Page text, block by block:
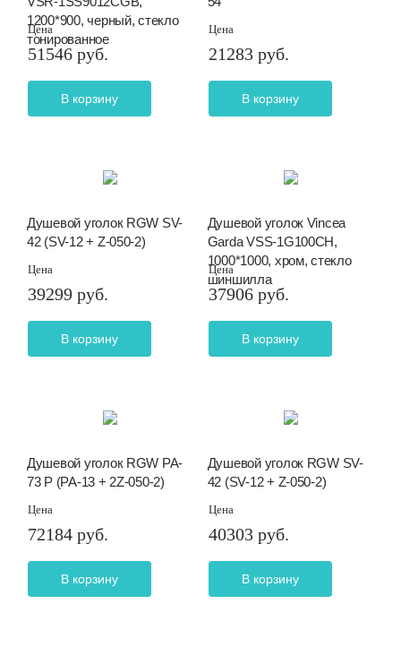
1200*900, черный, стекло
тонированное
Цена
51546 руб.
В корзину
Цена
21283 руб.
В корзину
Душевой уголок RGW SV-
42 (SV-12 + Z-050-2)
Цена
39299 руб.
В корзину
Душевой уголок Vincea
Garda VSS-1G100CH,
1000*1000, хром, стекло
шиншилла
Цена
37906 руб.
В корзину
Душевой уголок RGW PA-
73 P (PA-13 + 2Z-050-2)
Цена
72184 руб.
В корзину
Душевой уголок RGW SV-
42 (SV-12 + Z-050-2)
Цена
40303 руб.
В корзину